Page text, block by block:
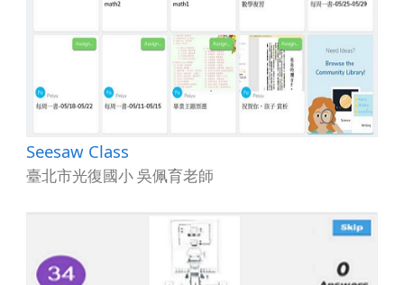
Seesaw Class
臺北市光復國小 吳佩育老師